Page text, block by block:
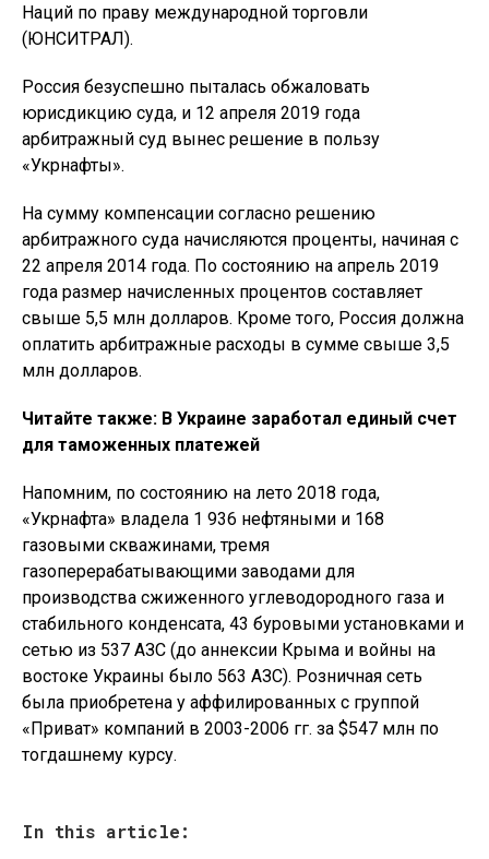
Наций по праву международной торговли
(ЮНСИТРАЛ).
Россия безуспешно пыталась обжаловать
юрисдикцию суда, и 12 апреля 2019 года
арбитражный суд вынес решение в пользу
«Укрнафты».
На сумму компенсации согласно решению
арбитражного суда начисляются проценты, начиная с
22 апреля 2014 года. По состоянию на апрель 2019
года размер начисленных процентов составляет
свыше 5,5 млн долларов. Кроме того, Россия должна
оплатить арбитражные расходы в сумме свыше 3,5
млн долларов.
Читайте также: В Украине заработал единый счет
для таможенных платежей
Напомним, по состоянию на лето 2018 года,
«Укрнафта» владела 1 936 нефтяными и 168
газовыми скважинами, тремя
газоперерабатывающими заводами для
производства сжиженного углеводородного газа и
стабильного конденсата, 43 буровыми установками и
сетью из 537 АЗС (до аннексии Крыма и войны на
востоке Украины было 563 АЗС). Розничная сеть
была приобретена у аффилированных с группой
«Приват» компаний в 2003-2006 гг. за $547 млн по
тогдашнему курсу.
In this article: